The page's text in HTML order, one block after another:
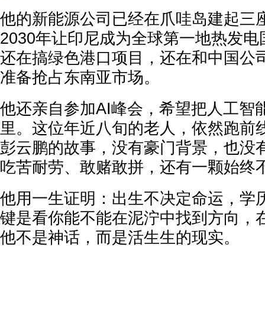
他的新能源公司已经在爪哇岛建起三
2030年让印尼成为全球第一地热发
还在搞绿色港口项目，还在和中国公
准备抢占东南亚市场。
他还亲自参加AI峰会，希望把人工智
里。这位年近八旬的老人，依然跑前
彭云鹏的故事，没有豪门背景，也没
吃苦耐劳、敢赌敢拼，还有一颗始终
他用一生证明：出生不决定命运，学
键是看你能不能在泥泞中找到方向，
他不是神话，而是活生生的现实。